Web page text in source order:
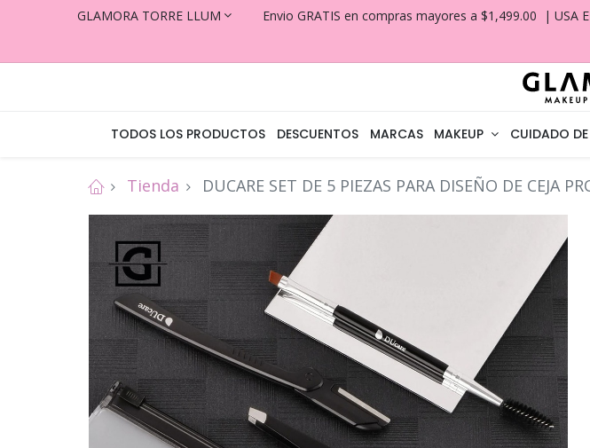
GLAMORA TORRE LLUM Envio GRATIS en compras mayores a $1,499.00 | USA
TODOS LOS PRODUCTOS DESCUENTOS MARCAS MAKEUP CUIDADO DE
Tienda DUCARE SET DE 5 PIEZAS PARA DISEÑO DE CEJA